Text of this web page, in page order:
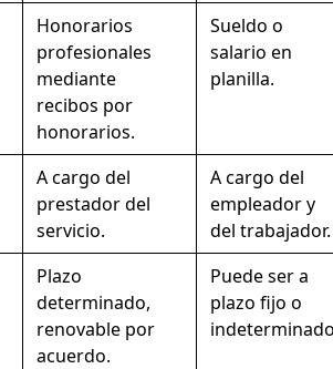
Honorarios
profesionales
mediante
recibos por
honorarios.
Sueldo o
salario en
planilla.
A cargo del
prestador del
servicio.
A cargo del
empleador y
del trabajador.
Plazo
determinado,
renovable por
acuerdo.
Puede ser a
plazo fijo o